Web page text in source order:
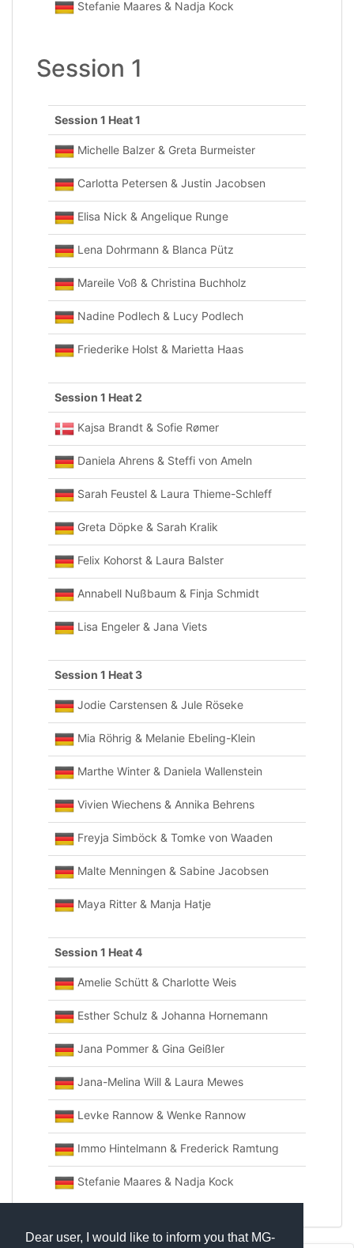
Dear user, I would like to inform you that MG-
Stefanie Maares & Nadja Kock
Session 1
Session 1 Heat 1
Michelle Balzer & Greta Burmeister
Carlotta Petersen & Justin Jacobsen
Elisa Nick & Angelique Runge
Lena Dohrmann & Blanca Pütz
Mareile Voß & Christina Buchholz
Nadine Podlech & Lucy Podlech
Friederike Holst & Marietta Haas
Session 1 Heat 2
Kajsa Brandt & Sofie Rømer
Daniela Ahrens & Steffi von Ameln
Sarah Feustel & Laura Thieme-Schleff
Greta Döpke & Sarah Kralik
Felix Kohorst & Laura Balster
Annabell Nußbaum & Finja Schmidt
Lisa Engeler & Jana Viets
Session 1 Heat 3
Jodie Carstensen & Jule Röseke
Mia Röhrig & Melanie Ebeling-Klein
Marthe Winter & Daniela Wallenstein
Vivien Wiechens & Annika Behrens
Freyja Simböck & Tomke von Waaden
Malte Menningen & Sabine Jacobsen
Maya Ritter & Manja Hatje
Session 1 Heat 4
Amelie Schütt & Charlotte Weis
Esther Schulz & Johanna Hornemann
Jana Pommer & Gina Geißler
Jana-Melina Will & Laura Mewes
Levke Rannow & Wenke Rannow
Immo Hintelmann & Frederick Ramtung
Stefanie Maares & Nadja Kock